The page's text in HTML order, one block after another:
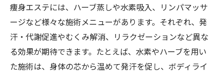
痩身エステには、ハーブ蒸しや水素吸入、リンパマッサ
ージなど様々な施術メニューがあります。それぞれ、発
汗・代謝促進やむくみ解消、リラクゼーションなど異な
る効果が期待できます。たとえば、水素やハーブを用い
た施術は、身体の芯から温めて発汗を促し、ボディライ